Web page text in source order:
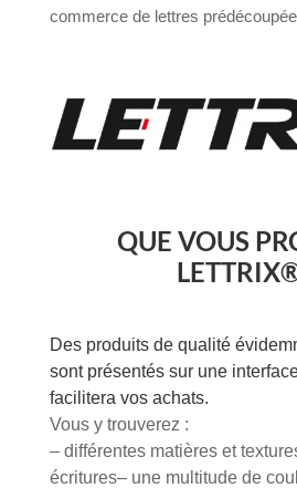
commerce de lettres
QUE VOUS
Des produits de qualité
sont présentés sur une
facilitera vos achats.
Vous y trouverez :
– différentes matières et
écritures– une multitude de